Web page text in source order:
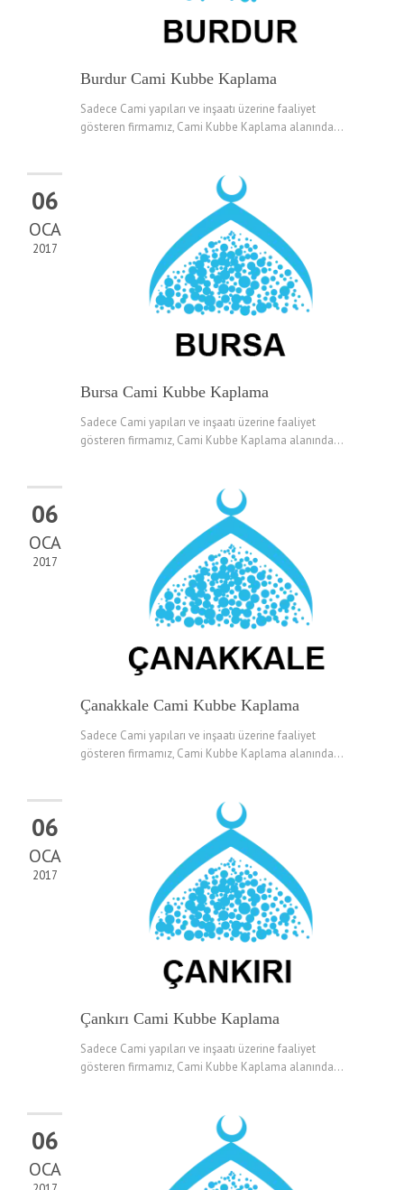
Burdur Cami Kubbe Kaplama
Sadece Cami yapıları ve inşaatı üzerine faaliyet
gösteren firmamız, Cami Kubbe Kaplama alanında...
06
OCA
2017
Bursa Cami Kubbe Kaplama
Sadece Cami yapıları ve inşaatı üzerine faaliyet
gösteren firmamız, Cami Kubbe Kaplama alanında...
06
OCA
2017
Çanakkale Cami Kubbe Kaplama
Sadece Cami yapıları ve inşaatı üzerine faaliyet
gösteren firmamız, Cami Kubbe Kaplama alanında...
06
OCA
2017
Çankırı Cami Kubbe Kaplama
Sadece Cami yapıları ve inşaatı üzerine faaliyet
gösteren firmamız, Cami Kubbe Kaplama alanında...
06
OCA